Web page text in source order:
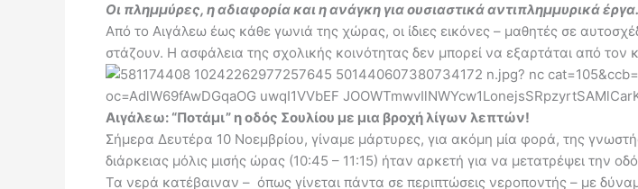
Οι πλημμύρες, η αδιαφορία και η ανάγκη για ουσιαστικά αντιπλημμυρικά έργα.
Από το Αιγάλεω έως κάθε γωνιά της χώρας, οι ίδιες εικόνες – μαθητές σε
στάζουν. Η ασφάλεια της σχολικής κοινότητας δεν μπορεί να εξαρτάται από τον
Αιγάλεω: “Ποτάμι” η οδός Σουλίου με μια βροχή λίγων λεπτών!
Σήμερα Δευτέρα 10 Νοεμβρίου, γίναμε μάρτυρες, για ακόμη μία φορά, της
διάρκειας μόλις μισής ώρας (10:45 – 11:15) ήταν αρκετή για να μετατρέψει την
Τα νερά κατέβαιναν – όπως γίνεται πάντα σε περιπτώσεις νεροποντής – με